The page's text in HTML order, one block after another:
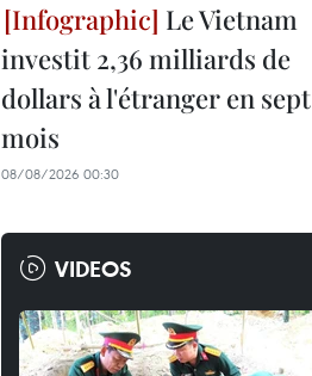
Le Vietnam
investit 2,36 milliards de
dollars à l'étranger en sept
mois
08/08/2026 00:30
VIDEOS